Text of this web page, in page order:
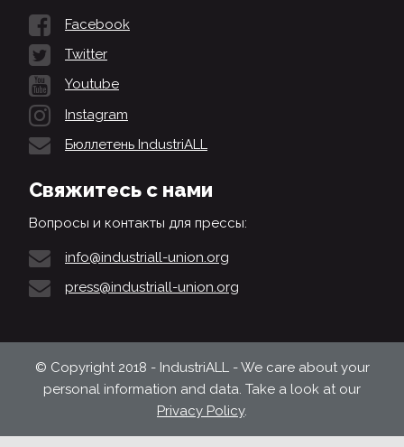
Facebook
Twitter
Youtube
Instagram
Бюллетень IndustriALL
Свяжитесь с нами
Вопросы и контакты для прессы:
info@industriall-union.org
press@industriall-union.org
© Copyright 2018 - IndustriALL - We care about your
personal information and data. Take a look at our
Privacy Policy.